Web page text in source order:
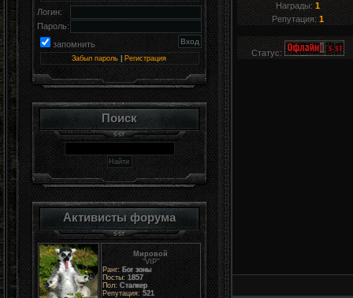
Логин:
Пароль:
запомнить
Забыл пароль Регистрация
Поиск
Активисты форума
Мировой
"VIP"
Ранг: Бог зоны
Посты: 1857
Пол: Сталкер
Репутация: 521
Награды: 1
Репутация: 1
Статус: